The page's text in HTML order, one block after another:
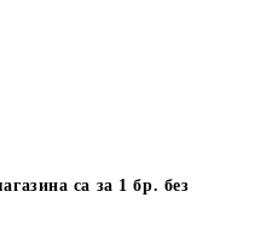
са за 1 бр. без